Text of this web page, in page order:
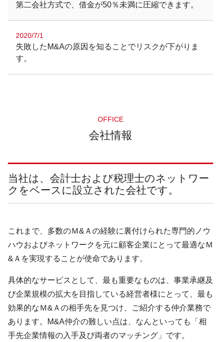
第二会社方式で、借金が50％未満に圧縮できます。
2020/7/1
失敗したM&Aの原因を知ることでリスクが下がりま
す。
OFFICE
会社情報
当社は、会計士および税理士のネットワー
クをベースに設立された会社です。
これまで、多数のＭ&Ａの経験に裏付けられた専門的ノウ
ハウおよびネットワークを元に顧客企業にとって最適なＭ
&Ａを実現することが使命であります。
具体的なサービスとして、最も重要なものは、事業承継及
び企業規模の拡大を目指している経営者様にとって、最も
効果的なＭ&Ａの相手先を見つけ、ご紹介する仲介業務で
あります。M&A仲介の難しい点は、なんといっても「相
手先企業情報の入手及び両者のマッチング」です。